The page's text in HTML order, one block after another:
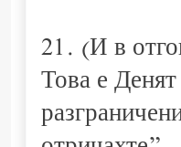
21. (И в
Това е